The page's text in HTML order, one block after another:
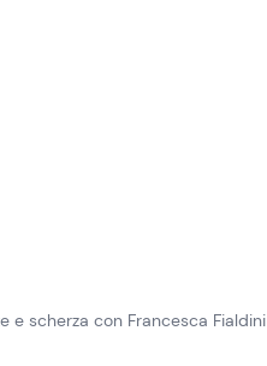
e scherza con Francesca Fialdini